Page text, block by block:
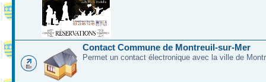
Contact Commune de Montreuil-sur-Mer
Permet un contact électronique avec la ville de